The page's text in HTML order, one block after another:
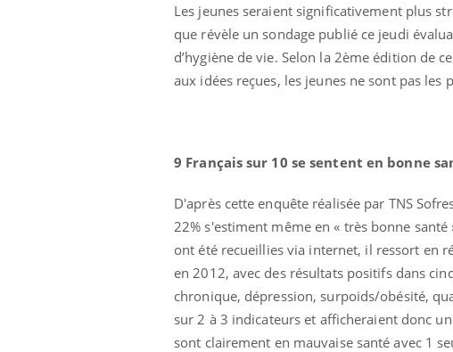
Les jeunes seraient significativement plus
que révèle un sondage publié ce jeudi
d’hygiène de vie. Selon la 2ème édition de
aux idées reçues, les jeunes ne sont pas les
9 Français sur 10 se sentent en bonne
D'après cette enquête réalisée par TNS
22% s'estiment même en « très bonne
ont été recueillies via internet, il ressort en
en 2012, avec des résultats positifs dans
chronique, dépression, surpoids/obésité,
sur 2 à 3 indicateurs et afficheraient donc
sont clairement en mauvaise santé avec 1
Eczéma Chronique des Mains :
expliquer ma maladieYoutube
Il y a des sujets qui sont faciles à aborder...
d'autres non ! D'un côté, poser des
questions sur la maladie d'un proche c'est
Carence
prévenir
Fatigue,
même
carence en
...